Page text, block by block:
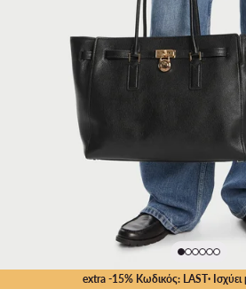
extra -15% Κωδικός: LAST· Ισχύει